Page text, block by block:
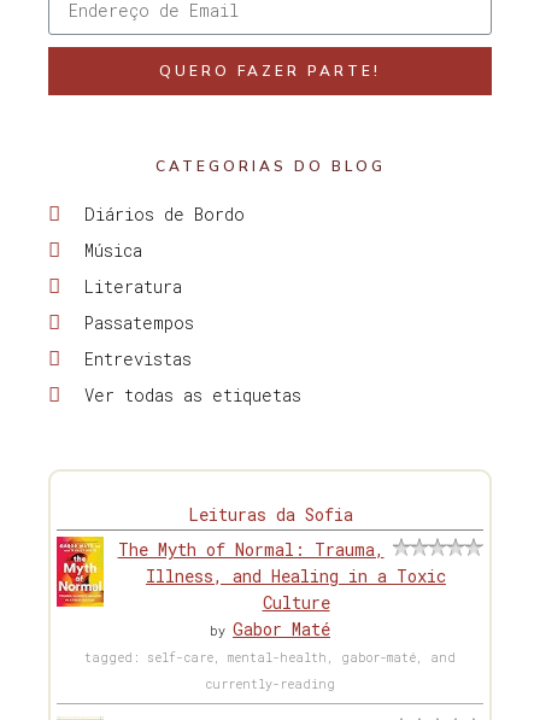
QUERO FAZER PARTE!
CATEGORIAS DO BLOG
Diários de Bordo
Música
Literatura
Passatempos
Entrevistas
Ver todas as etiquetas
Leituras da Sofia
The Myth of Normal: Trauma,
Illness, and Healing in a Toxic
Culture
by Gabor Maté
tagged: self-care, mental-health, gabor-maté, and
currently-reading